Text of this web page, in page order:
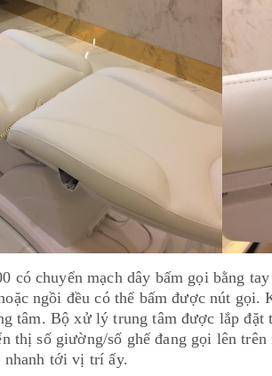
có chuyển mạch dây bấm gọi bằng
ngồi đều có thể bấm được nút
tâm. Bộ xử lý trung tâm được lắp đặt
thị số giường/số ghế đang gọi lên
nhanh tới vị trí ấy.